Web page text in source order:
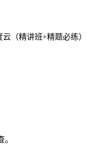
（精讲班+精题必练